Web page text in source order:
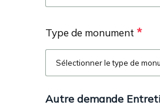
Type de monument *
Autre demande